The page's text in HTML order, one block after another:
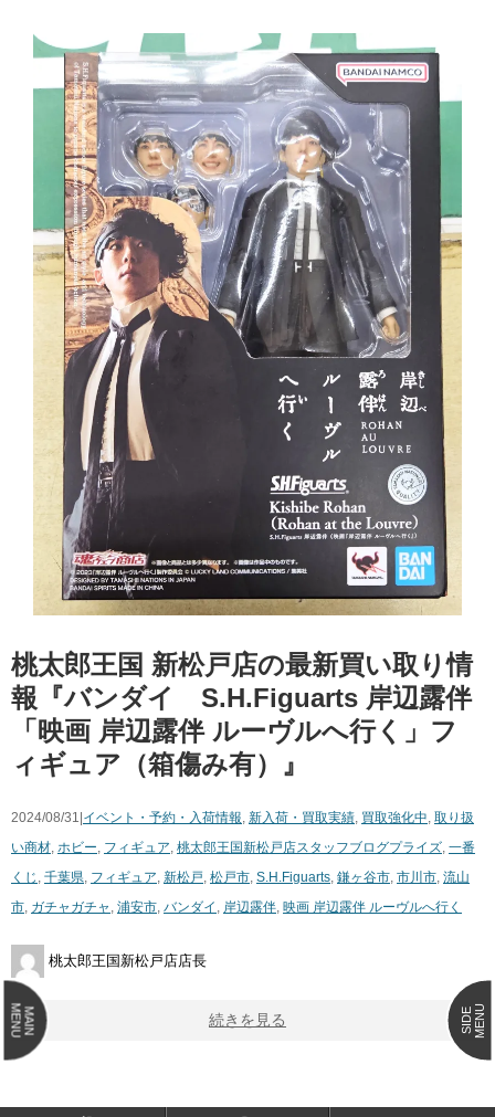
桃太郎王国 新松戸店の最新買い取り情
報『​バンダイ S.H.Figuarts ​岸辺露伴 ​
「映画 ​岸辺露伴 ​ルーヴルへ行く」フ
ィギュア（箱傷み有）』
2024/08/31| イベント・予約・入荷情報, 新入荷・買取実績, 買取強化中, 取り扱
い商材, ホビー, フィギュア, 桃太郎王国新松戸店スタッフブログプライズ, 一番
くじ , 千葉県, フィギュア, 新松戸, 松戸市, S.H.Figuarts, 鎌ヶ谷市, 市川市, 流山
市, ガチャガチャ , 浦安市, ​バンダイ , 岸辺露伴, 映画 ​岸辺露伴 ​ルーヴルへ行く
桃太郎王国新松戸店店長
続きを見る
MAIN
MENU SIDEMENU